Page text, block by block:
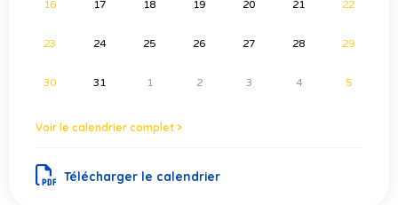
16 17 18 19 20 21 22
23 24 25 26 27 28 29
30 31 1 2 3 4 5
Voir le calendrier complet >
Télécharger le calendrier